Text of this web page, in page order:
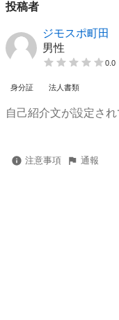
投稿者
ジモスポ町田
男性
0.0
身分証 法人書類
自己紹介文が設定さ
注意事項 通報